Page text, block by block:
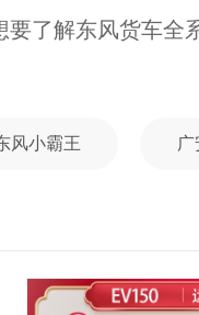
要了解东风货车
风小霸王